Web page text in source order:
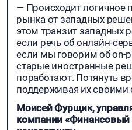
— Происходит логичное
рынка от западных
этом транзит западных
если речь об онлайн-
если мы говорим об on-
старые иностранные
поработают. Потянуть
поддерживая их
Моисей Фурщик,
компании «Финансовый